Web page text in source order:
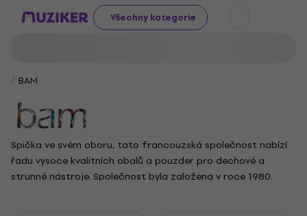
Všechny kategorie
BAM
Spička ve svém oboru, tato francouzská společnost nabízí
řadu vysoce kvalitních obalů a pouzder pro dechové a
strunné nástroje. Společnost byla založena v roce 1980.